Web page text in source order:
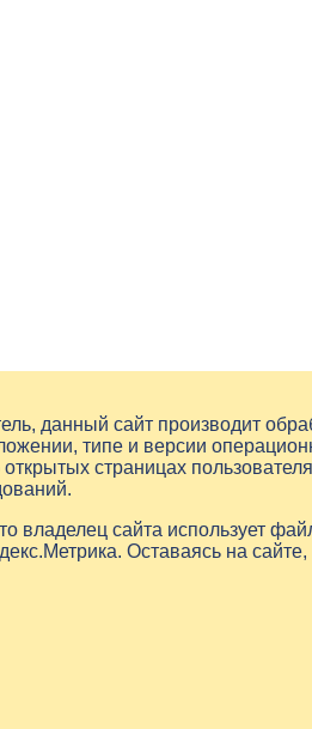
данный сайт производит
типе и версии
открытых страницах
владелец сайта использует
Оставаясь на